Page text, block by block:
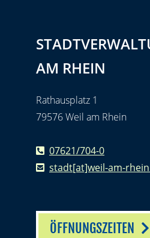
AM RHEIN
Rathausplatz 1
79576 Weil am Rhein
07621/704-0
stadt[at]weil-am-
ÖFFNUNGSZEITEN